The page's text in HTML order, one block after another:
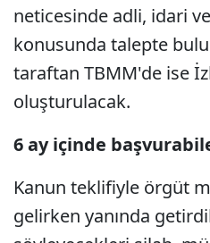
neticesinde adli, idari
konusunda talepte
taraftan TBMM'de ise
oluşturulacak.
6 ay içinde
Kanun teklifiyle örgüt
gelirken yanında